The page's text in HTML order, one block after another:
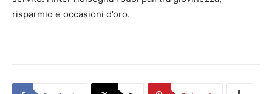
risparmio e occasioni d’oro.